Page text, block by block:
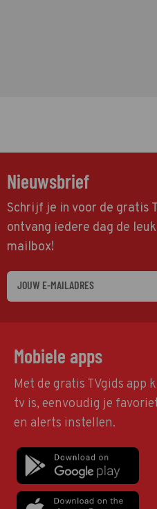
Nieuwsbrief
Schrijf je in voor de gratis
ontvang iedere dag de
mailbox!
Mobiele apps
Met de gratis TVgids app
tv is, eenvoudig je
en alerts instellen.